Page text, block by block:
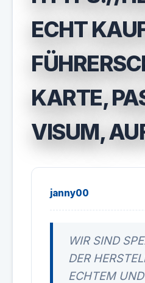
ECHT
KARTE,
VISUM,
janny00
WIR SIND
DER
ECHTEM